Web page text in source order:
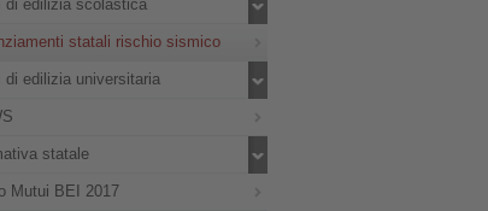
di edilizia scolastica
statali rischio sismico
di edilizia universitaria
statale
Mutui BEI 2017